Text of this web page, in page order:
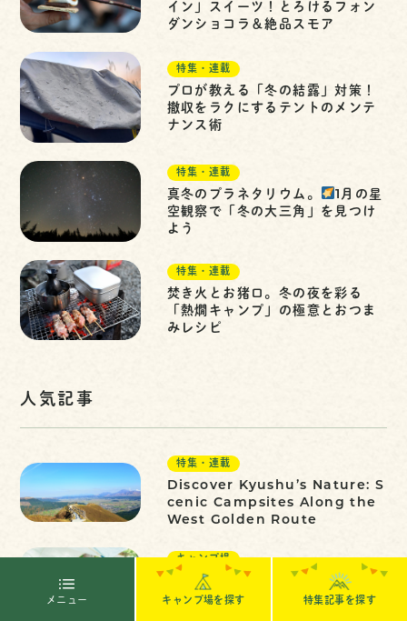
メニュー キャンプ場を探す 特集記事を探す
イン」スイーツ！とろけるフォン
ダンショコラ＆絶品スモア
特集・連載
プロが教える「冬の結露」対策！
撤収をラクにするテントのメンテ
ナンス術
特集・連載
真冬のプラネタリウム。
1月の星
空観察で「冬の大三角」を見つけ
よう
特集・連載
焚き火とお猪口。冬の夜を彩る
「熱燗キャンプ」の極意とおつま
みレシピ
人気記事
特集・連載
Discover Kyushu’s Nature: S
cenic Campsites Along the
West Golden Route
キャンプ場
【キャンプ女子必見！】ソロキャ
ンプに行きたい！穴場の福岡キャ